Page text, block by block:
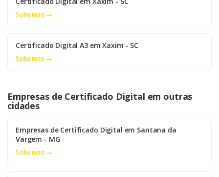
Saiba mais →
Certificado Digital A3 em Xaxim - SC
Saiba mais →
Empresas de Certificado Digital em outras
cidades
Empresas de Certificado Digital em Santana da
Vargem - MG
Saiba mais →